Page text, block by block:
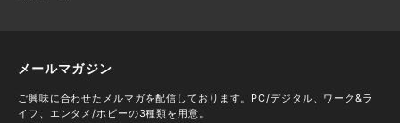
メールマガジン
ご興味に合わせたメルマガを配信しております。PC/デジタル、ワーク&ラ
イフ、エンタメ/ホビーの3種類を用意。